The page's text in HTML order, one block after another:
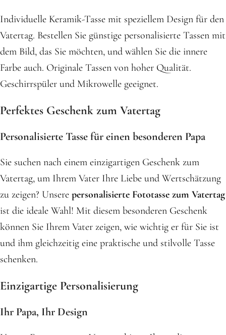
Individuelle Keramik-Tasse mit speziellem Design für den
Vatertag. Bestellen Sie günstige personalisierte Tassen mit
dem Bild, das Sie möchten, und wählen Sie die innere
Farbe auch. Originale Tassen von hoher Qualität.
Geschirrspüler und Mikrowelle geeignet.
Perfektes Geschenk zum Vatertag
Personalisierte Tasse für einen besonderen Papa
Sie suchen nach einem einzigartigen Geschenk zum
Vatertag, um Ihrem Vater Ihre Liebe und Wertschätzung
zu zeigen? Unsere personalisierte Fototasse zum Vatertag
ist die ideale Wahl! Mit diesem besonderen Geschenk
können Sie Ihrem Vater zeigen, wie wichtig er für Sie ist
und ihm gleichzeitig eine praktische und stilvolle Tasse
schenken.
Einzigartige Personalisierung
Ihr Papa, Ihr Design